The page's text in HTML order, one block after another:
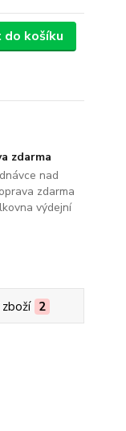
do košíku
zdarma
nad
zdarma
výdejní
2